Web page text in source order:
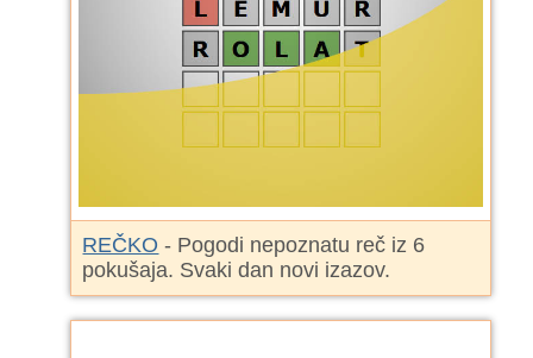
REČKO - Pogodi nepoznatu reč iz 6
pokušaja. Svaki dan novi izazov.